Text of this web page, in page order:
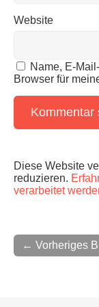
Website
Name, E-
Browser für
Diese Website
reduzieren.
verarbeitet
← Vorheriges